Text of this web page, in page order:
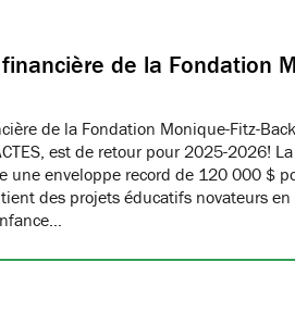
de la Fondation
de la Fondation Monique-Fitz-
est de retour pour 2025-2026!
une enveloppe record de 120 000 $
des projets éducatifs novateurs